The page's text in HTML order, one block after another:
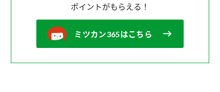
ポイントがもらえる！
ミツカン365はこちら